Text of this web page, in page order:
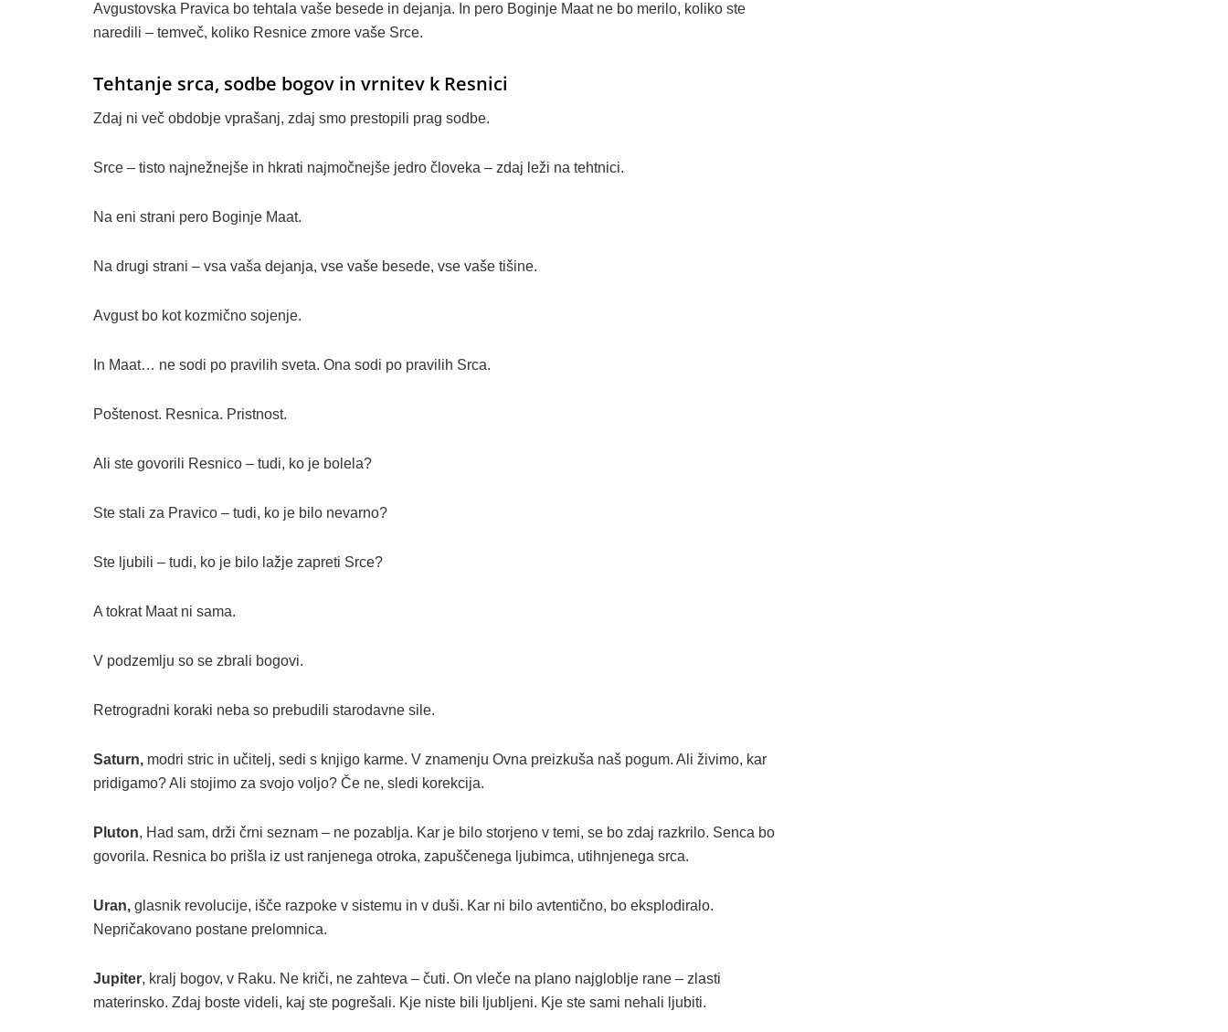
Avgustovska Pravica bo tehtala vaše besede in dejanja. In pero Boginje Maat ne bo merilo, koliko ste
naredili – temveč, koliko Resnice zmore vaše Srce.
Tehtanje srca, sodbe bogov in vrnitev k Resnici
Zdaj ni več obdobje vprašanj, zdaj smo prestopili prag sodbe.
Srce – tisto najnežnejše in hkrati najmočnejše jedro človeka – zdaj leži na tehtnici.
Na eni strani pero Boginje Maat.
Na drugi strani – vsa vaša dejanja, vse vaše besede, vse vaše tišine.
Avgust bo kot kozmično sojenje.
In Maat… ne sodi po pravilih sveta. Ona sodi po pravilih Srca.
Poštenost. Resnica. Pristnost.
Ali ste govorili Resnico – tudi, ko je bolela?
Ste stali za Pravico – tudi, ko je bilo nevarno?
Ste ljubili – tudi, ko je bilo lažje zapreti Srce?
A tokrat Maat ni sama.
V podzemlju so se zbrali bogovi.
Retrogradni koraki neba so prebudili starodavne sile.
Saturn, modri stric in učitelj, sedi s knjigo karme. V znamenju Ovna preizkuša naš pogum. Ali živimo, kar
pridigamo? Ali stojimo za svojo voljo? Če ne, sledi korekcija.
Pluton, Had sam, drži črni seznam – ne pozablja. Kar je bilo storjeno v temi, se bo zdaj razkrilo. Senca bo
govorila. Resnica bo prišla iz ust ranjenega otroka, zapuščenega ljubimca, utihnjenega srca.
Uran, glasnik revolucije, išče razpoke v sistemu in v duši. Kar ni bilo avtentično, bo eksplodiralo.
Nepričakovano postane prelomnica.
Jupiter, kralj bogov, v Raku. Ne kriči, ne zahteva – čuti. On vleče na plano najgloblje rane – zlasti
materinsko. Zdaj boste videli, kaj ste pogrešali. Kje niste bili ljubljeni. Kje ste sami nehali ljubiti.